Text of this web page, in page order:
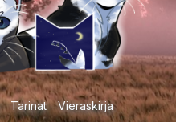
Tarinat Vieraskirja